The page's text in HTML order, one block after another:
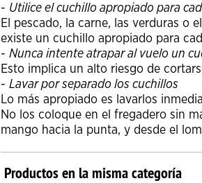
- Utilice el cuchillo apropiado para
El pescado, la carne, las verduras o
existe un cuchillo apropiado para
- Nunca intente atrapar al vuelo un
Esto implica un alto riesgo de
- Lavar por separado los cuchillos
Lo más apropiado es lavarlos
No los coloque en el fregadero sin
mango hacia la punta, y desde el
Productos en la misma categoría